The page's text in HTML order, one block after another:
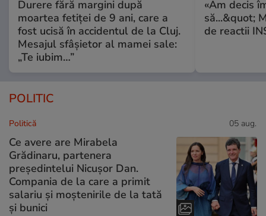
Durere fără margini după
moartea fetiței de 9 ani, care a
fost ucisă în accidentul de la Cluj.
Mesajul sfâșietor al mamei sale:
„Te iubim…”
«Am decis
să...&quot;
de reactii
POLITIC
Politică 05 aug.
Ce avere are Mirabela
Grădinaru, partenera
președintelui Nicușor Dan.
Compania de la care a primit
salariu și moștenirile de la tată
și bunici